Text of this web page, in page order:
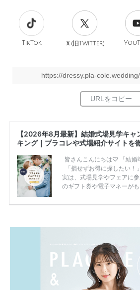
TikTok Ｘ(旧Twitter)
https://dressy.pla-
【2026年8月最新】結婚式場見学キャ
キング｜プラコレや式場紹介サイトを
皆さんこんにちは♡ 「結婚
「損せずお得に探したい！
実は、式場見学やフェアに
のギフト券や電子マネーが
ため、比較せずに選ぶと損
一番お得？」「プラコレの
解決します。 まずは診断で
ング診断」か、体